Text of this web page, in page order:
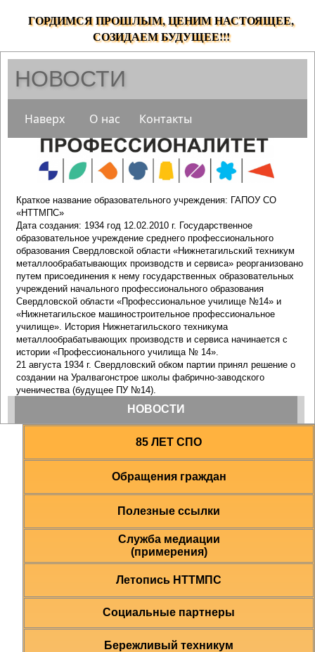
ГОРДИМСЯ ПРОШЛЫМ, ЦЕНИМ НАСТОЯЩЕЕ,
СОЗИДАЕМ БУДУЩЕЕ!!!
85 ЛЕТ СПО
Обращения граждан
Полезные ссылки
Служба медиации
(примерения)
Летопись НТТМПС
Социальные партнеры
Бережливый техникум